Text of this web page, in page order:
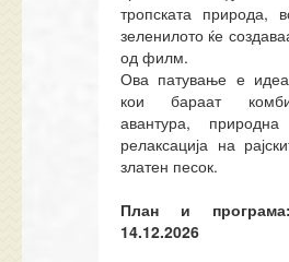
тропската природа,
зеленилото ќе
од филм.
Ова патување е
кои бараат
авантура,
релаксација на
златен песок.
План и
14.12.2026